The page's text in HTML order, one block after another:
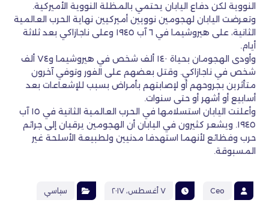
النووية لكن دفاع اليابان يحتمي بالمظلة النووية الأميركية.
وتعرضت اليابان لهجومين نوويين أميركيين نهاية الحرب العالمية
الثانية، على هيروشيما في ٦ آب ١٩٤٥ وعلى ناجازاكي بعد ثلاثة
أيام.
وأودى الهجومان بحياة ١٤٠ ألف شخص في هيروشيما و٧٤ ألف
شخص في ناجازاكي. وقتل بعضهم على الفور وتوفي آخرون
متأثرين بجروحهم أو لإصابتهم بأمراض بسبب للإشعاعات بعد
أسابيع أو أشهر أو حتى سنوات.
وأعلنت اليابان استسلامها في الحرب العالمية الثانية في ١٥ آب
١٩٤٥. ويشعر كثيرون في اليابان أن الهجومين يرقيان إلى جرائم
حرب وفظائع لأنهما استهدفا مدنيين ولطبيعة الأسلحة غير
المسبوقة.
Ceo ٧ أغسطس، ٢٠١٧ سياسي